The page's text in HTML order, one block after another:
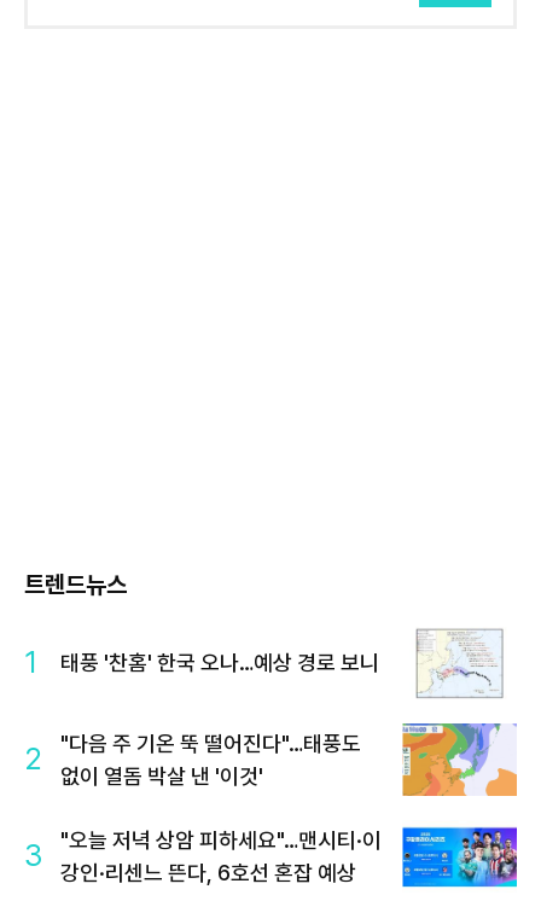
트렌드뉴스
1 태풍 '찬홈' 한국 오나…예상 경로 보니
2
"다음 주 기온 뚝 떨어진다"…태풍도
없이 열돔 박살 낸 '이것'
3
"오늘 저녁 상암 피하세요"…맨시티·이
강인·리센느 뜬다, 6호선 혼잡 예상